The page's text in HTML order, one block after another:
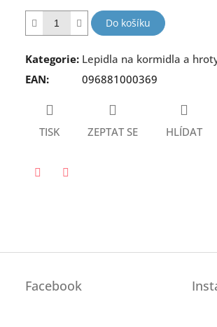
hvězdiček.
Do košíku
Kategorie: Lepidla na kormidla a
EAN: 096881000369
TISK ZEPTAT SE HLÍDAT
Facebook